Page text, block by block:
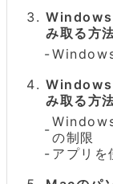
Windows
み取る方
Windows
み取る方
の制限
アプリを